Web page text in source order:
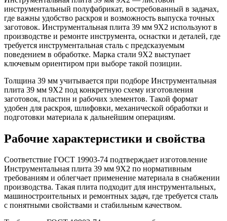
инструментальный полуфабрикат, востребованный в задачах,
где важны удобство раскроя и возможность выпуска точных
заготовок. Инструментальная плита 39 мм 9Х2 используют в
производстве и ремонте инструмента, оснастки и деталей, где
требуется инструментальная сталь с предсказуемым
поведением в обработке. Марка стали 9Х2 выступает
ключевым ориентиром при выборе такой позиции.
Толщина 39 мм учитывается при подборе Инструментальная
плита 39 мм 9Х2 под конкретную схему изготовления
заготовок, пластин и рабочих элементов. Такой формат
удобен для раскроя, шлифовки, механической обработки и
подготовки материала к дальнейшим операциям.
Рабочие характеристики и свойства
Соответствие ГОСТ 19903-74 подтверждает изготовление
Инструментальная плита 39 мм 9Х2 по нормативным
требованиям и облегчает применение материала в снабжении
производства. Такая плита подходит для инструментальных,
машиностроительных и ремонтных задач, где требуется сталь
с понятными свойствами и стабильным качеством.